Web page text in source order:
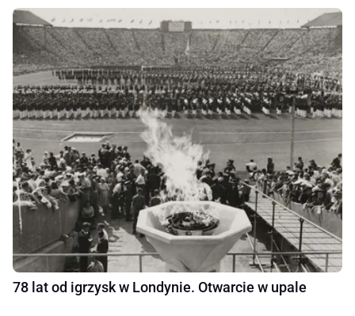
78 lat od igrzysk w Londynie. Otwarcie w upale